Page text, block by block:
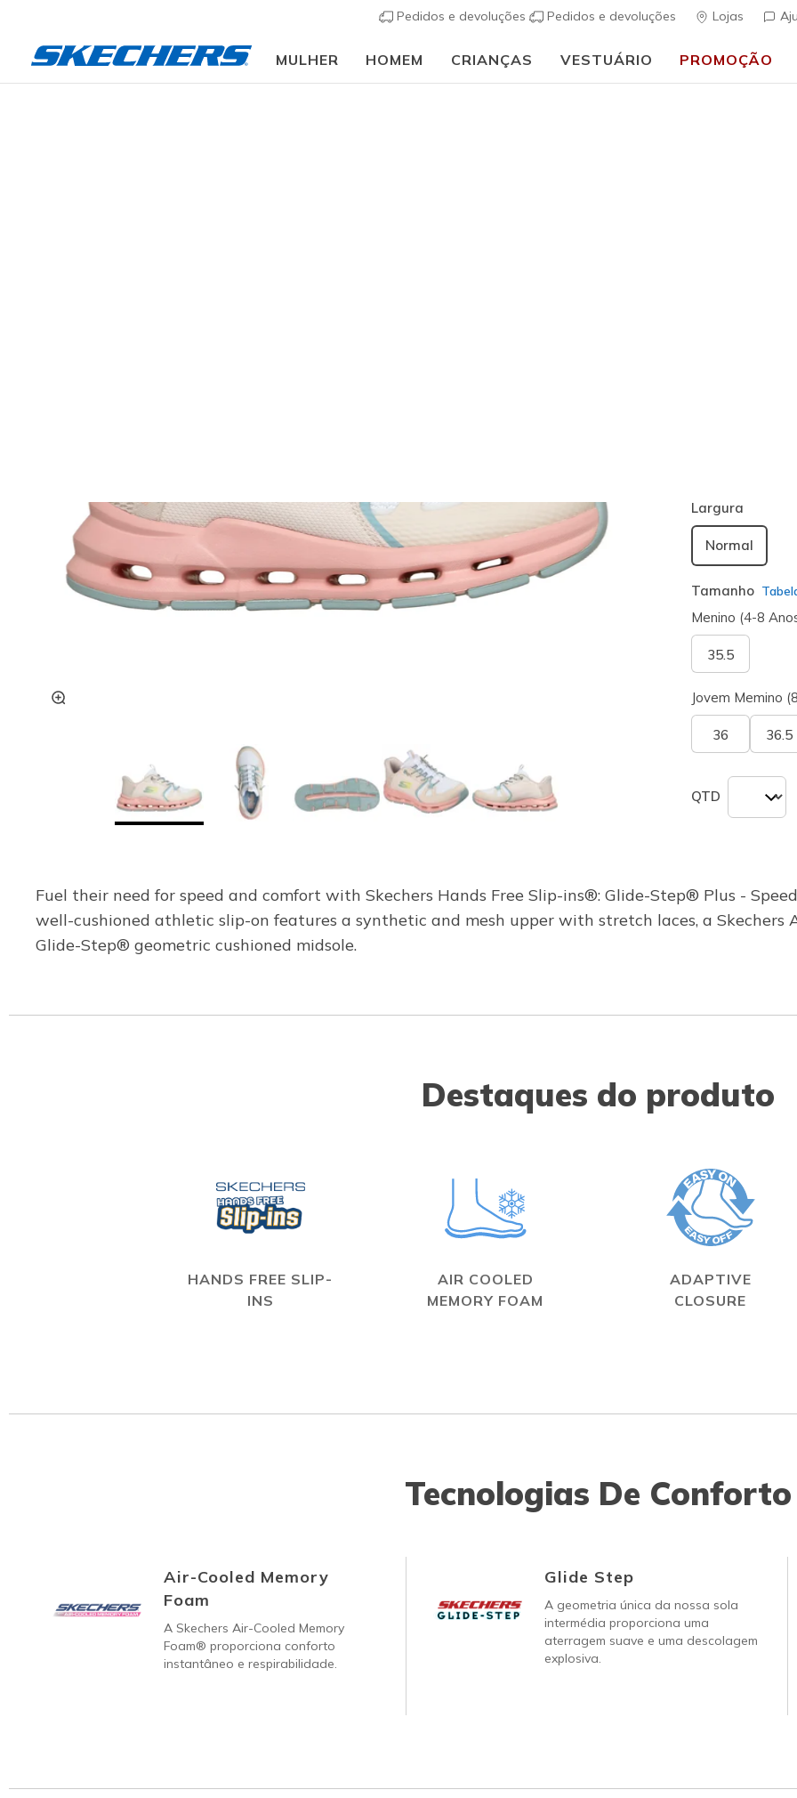
Pedidos e devoluções Pedidos e devoluções Lojas
MULHER HOMEM CRIANÇAS VESTUÁRIO PROMOÇÃO
Largura
Normal
Tamanho
Menino (4-8
35.5
Jovem Memino
36 36.5
QTD
Fuel their need for speed and comfort with Skechers Hands Free Slip-ins®: Glide-Step® Plus -
well-cushioned athletic slip-on features a synthetic and mesh upper with stretch laces, a Skechers
Glide-Step® geometric cushioned midsole.
Destaques do produto
HANDS FREE SLIP-
INS
AIR COOLED
MEMORY FOAM
ADAPTIVE
CLOSURE
Tecnologias De Conforto
Air-Cooled Memory
Foam
A Skechers Air-Cooled Memory
Foam® proporciona conforto
instantâneo e respirabilidade.
Glide Step
A geometria única da nossa sola
intermédia proporciona uma
aterragem suave e uma descolagem
explosiva.